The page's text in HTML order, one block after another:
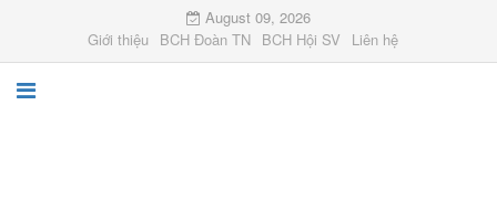
August 09, 2026
Giới thiệu
BCH Đoàn TN BCH Hội SV Liên hệ